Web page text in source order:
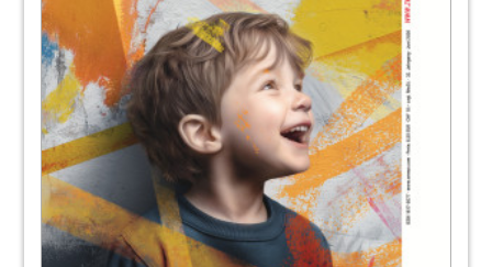
60Advision
64Moschel
68Nolte